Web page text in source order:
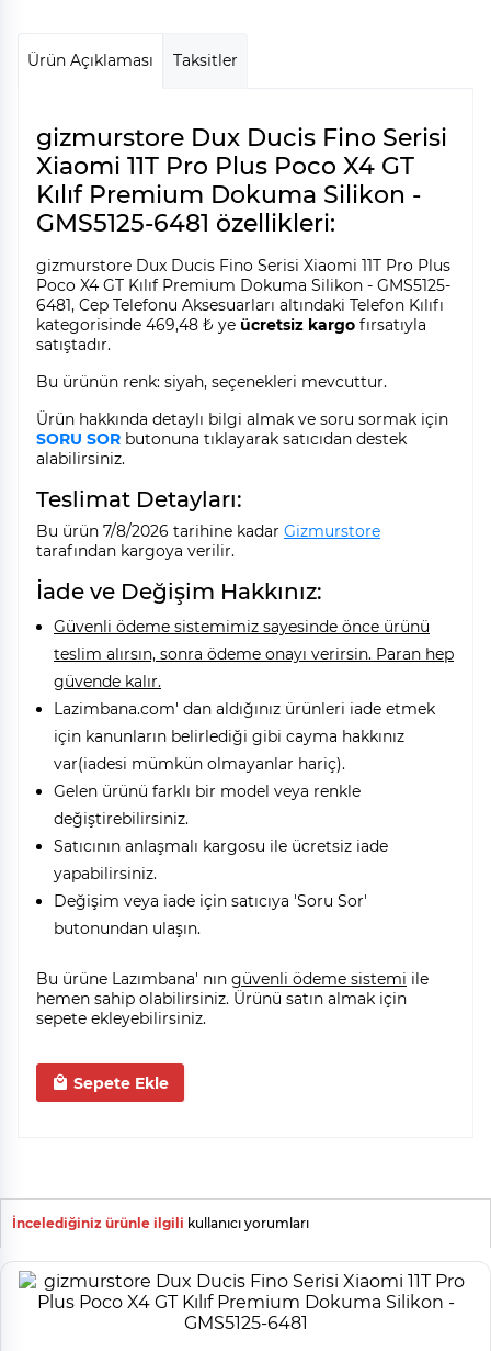
Ürün Açıklaması Taksitler
gizmurstore Dux Ducis Fino Serisi
Xiaomi 11T Pro Plus Poco X4 GT
Kılıf Premium Dokuma Silikon -
GMS5125-6481 özellikleri:
gizmurstore Dux Ducis Fino Serisi Xiaomi 11T Pro Plus
Poco X4 GT Kılıf Premium Dokuma Silikon - GMS5125-
6481, Cep Telefonu Aksesuarları altındaki Telefon Kılıfı
kategorisinde 469,48 ₺ ye ücretsiz kargo fırsatıyla
satıştadır.
Bu ürünün renk: siyah, seçenekleri mevcuttur.
Ürün hakkında detaylı bilgi almak ve soru sormak için
SORU SOR butonuna tıklayarak satıcıdan destek
alabilirsiniz.
Teslimat Detayları:
Bu ürün 7/8/2026 tarihine kadar Gizmurstore
tarafından kargoya verilir.
İade ve Değişim Hakkınız:
Güvenli ödeme sistemimiz sayesinde önce ürünü
teslim alırsın, sonra ödeme onayı verirsin. Paran hep
güvende kalır.
Lazimbana.com' dan aldığınız ürünleri iade etmek
için kanunların belirlediği gibi cayma hakkınız
var(iadesi mümkün olmayanlar hariç).
Gelen ürünü farklı bir model veya renkle
değiştirebilirsiniz.
Satıcının anlaşmalı kargosu ile ücretsiz iade
yapabilirsiniz.
Değişim veya iade için satıcıya 'Soru Sor'
butonundan ulaşın.
Bu ürüne Lazımbana' nın güvenli ödeme sistemi ile
hemen sahip olabilirsiniz. Ürünü satın almak için
sepete ekleyebilirsiniz.
Sepete Ekle
İncelediğiniz ürünle ilgili kullanıcı yorumları